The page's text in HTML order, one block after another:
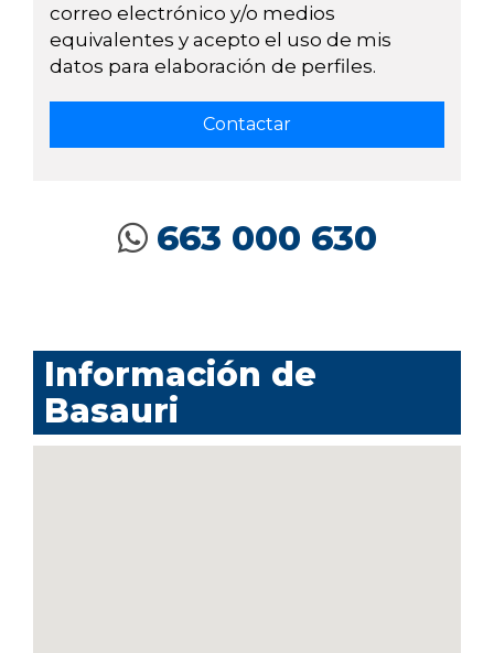
correo electrónico y/o medios
equivalentes y acepto el uso de mis
datos para elaboración de perfiles.
663 000 630
Información de
Basauri